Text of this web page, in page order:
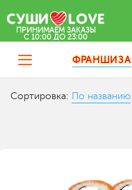
ПРИНИМАЕМ ЗАКАЗЫ
C 10:00 ДО 23:00
ФРАНШИЗА
Сортировка: По названию